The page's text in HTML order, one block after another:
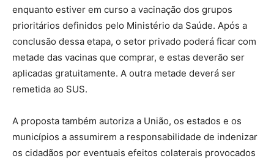
enquanto estiver em curso a vacinação dos grupos
prioritários definidos pelo Ministério da Saúde. Após a
conclusão dessa etapa, o setor privado poderá ficar com
metade das vacinas que comprar, e estas deverão ser
aplicadas gratuitamente. A outra metade deverá ser
remetida ao SUS.
A proposta também autoriza a União, os estados e os
municípios a assumirem a responsabilidade de indenizar
os cidadãos por eventuais efeitos colaterais provocados